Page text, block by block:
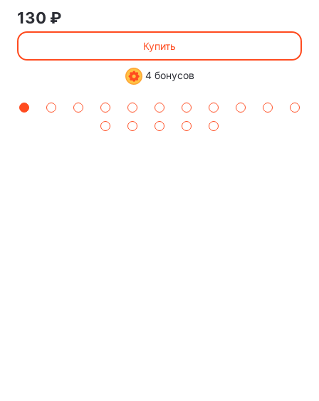
130 ₽
Купить
4 бонусов